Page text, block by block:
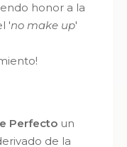
honor a la
'no make up'
Perfecto un
de la